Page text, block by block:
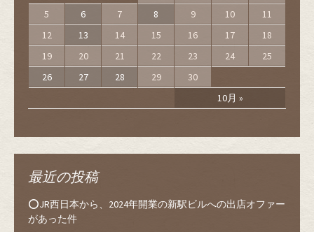
10月 »
5
6 7 8 9 10
11
12
13 14 15 16 17
18
19
20 21 22 23 24
25
26
27 28 29 30
最近の投稿
⭕️JR西日本から、2024年開業の新駅ビルへの出店オファー
があった件